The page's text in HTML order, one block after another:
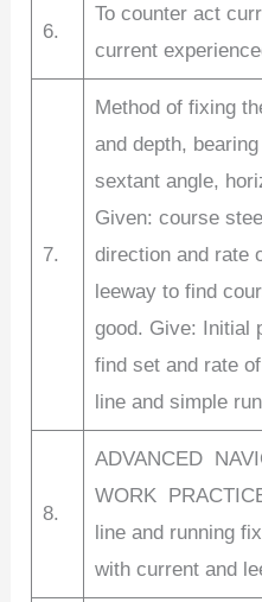
6.
To counter act
current
7.
Method of fixing
and depth,
sextant angle,
Given: course
direction and rate
leeway to find
good. Give: Initial
find set and rate
line and simple
8.
ADVANCED
WORK
line and running
with current and